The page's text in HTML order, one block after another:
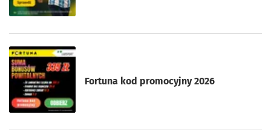
Fortuna kod promocyjny 2026